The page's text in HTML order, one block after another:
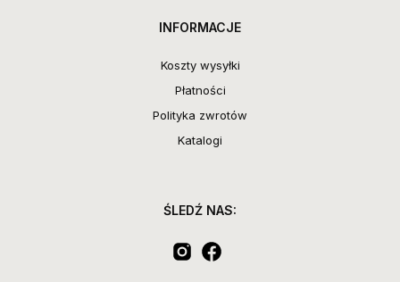
INFORMACJE
Koszty wysyłki
Płatności
Polityka zwrotów
Katalogi
ŚLEDŹ NAS: